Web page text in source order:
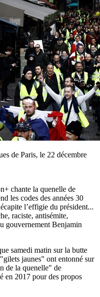
de Paris, le 22 décembre
chante la quenelle de
les codes des années 30
l’effigie du président...
raciste, antisémite,
gouvernement Benjamin
samedi matin sur la butte
jaunes" ont entonné sur
de la quenelle" de
en 2017 pour des propos